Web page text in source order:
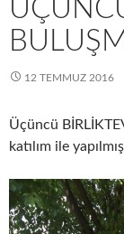
12 TEMMUZ 2016
Üçüncü
katılım ile